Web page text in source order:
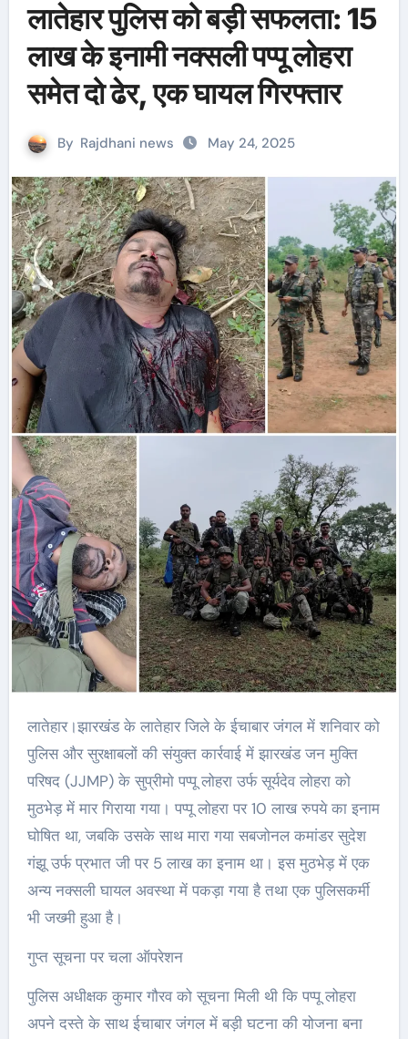
लातेहार पुलिस को बड़ी सफलता: 15
लाख के इनामी नक्सली पप्पू लोहरा
समेत दो ढेर, एक घायल गिरफ्तार
By Rajdhani news May 24, 2025
लातेहार।झारखंड के लातेहार जिले के ईचाबार जंगल में शनिवार को
पुलिस और सुरक्षाबलों की संयुक्त कार्रवाई में झारखंड जन मुक्ति
परिषद (JJMP) के सुप्रीमो पप्पू लोहरा उर्फ सूर्यदेव लोहरा को
मुठभेड़ में मार गिराया गया। पप्पू लोहरा पर 10 लाख रुपये का इनाम
घोषित था, जबकि उसके साथ मारा गया सबजोनल कमांडर सुदेश
गंझू उर्फ प्रभात जी पर 5 लाख का इनाम था। इस मुठभेड़ में एक
अन्य नक्सली घायल अवस्था में पकड़ा गया है तथा एक पुलिसकर्मी
भी जख्मी हुआ है।
गुप्त सूचना पर चला ऑपरेशन
पुलिस अधीक्षक कुमार गौरव को सूचना मिली थी कि पप्पू लोहरा
अपने दस्ते के साथ ईचाबार जंगल में बड़ी घटना की योजना बना